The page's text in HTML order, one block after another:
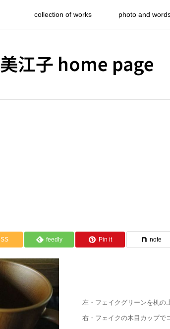
collection of works photo and
江子 home page
feedly Pin it note
左・フェイクグリーンを机の
右・フェイクの木目カップで